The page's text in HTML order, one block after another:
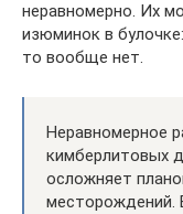
неравномерно. Их
изюминок в
то вообще нет.
Неравномерное
кимберлитовых
осложняет
месторождений.